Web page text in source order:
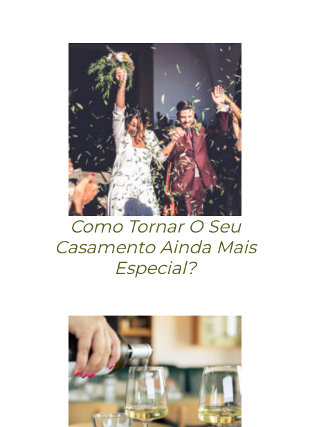
Como Tornar O Seu
Casamento Ainda Mais
Especial?